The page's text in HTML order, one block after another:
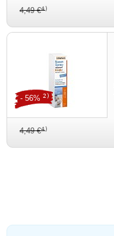
4,49 €4)
4,49 €4)
- 56% 2)